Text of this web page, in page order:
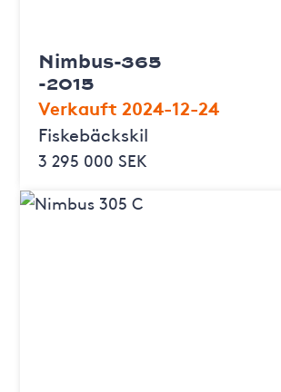
Nimbus-365
-2015
Verkauft 2024-12-24
Fiskebäckskil
3 295 000 SEK